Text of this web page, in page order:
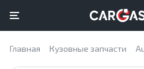
Главная Кузовные запчасти